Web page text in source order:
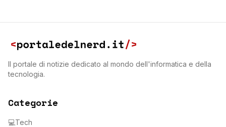
Il portale di notizie dedicato al mondo dell'informatica e della
tecnologia.
Categorie
💻Tech